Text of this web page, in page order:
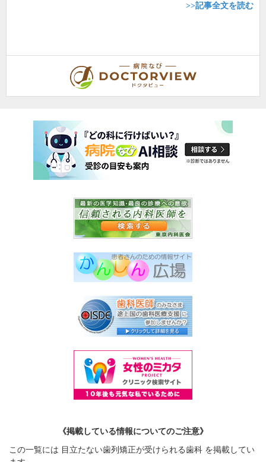
>>記事全文を読む
《掲載している情報についてのご注意》
この一覧には 目立たない歯列矯正が受けられる歯科 を掲載してい